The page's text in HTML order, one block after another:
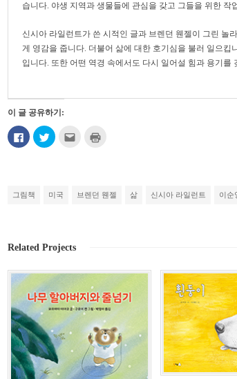
습니다. 야생 지역과 생물들에 관심을 갖고 그들을 위한 작
신시아 라일런트가 쓴 시적인 글과 브렌던 웬젤이 그린 놀
게 영감을 줍니다. 더불어 삶에 대한 호기심을 불러 일으킵
입니다. 또한 어떤 역경 속에서도 다시 일어설 힘과 용기를
이 글 공유하기:
페
이
하
려
요.
에
서
열
림)
트
위
기
(새
림)
편
으
열
서
열
그림책 미국 브렌던 웬젤 삶 신시아 라일런트 이순
Related Projects